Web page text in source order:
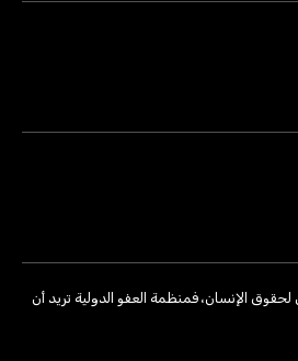
الإنسان، فمنظمة العفو الدولية تريد أن